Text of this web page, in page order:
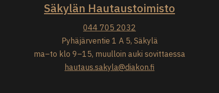
Säkylän Hautaustoimisto
044 705 2032
Pyhäjärventie 1 A 5, Säkylä
ma–to klo 9–15, muulloin auki sovittaessa
hautaus.sakyla@diakon.fi